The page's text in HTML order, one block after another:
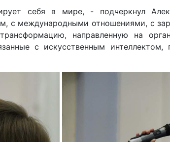
себя в мире, - подчеркнул
с международными отношениями, с
направленную на
с искусственным интеллектом,